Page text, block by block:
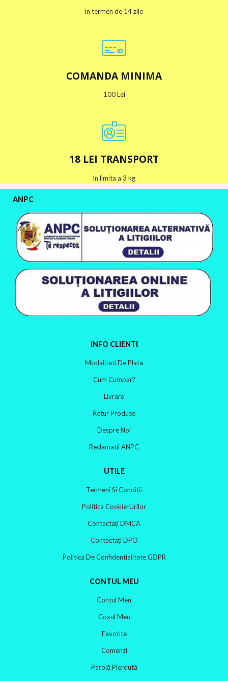
in termen de 14 zile
COMANDA MINIMA
100 Lei
18 LEI TRANSPORT
In limita a 3 kg
ANPC
INFO CLIENTI
Modalitati De Plata
Cum Cumpar?
Livrare
Retur Produse
Despre Noi
Reclamatii ANPC
UTILE
Termeni Si Conditii
Politica Cookie-Urilor
Contactați DMCA
Contactați DPO
Politica De Confidentialitate GDPR
CONTUL MEU
Contul Meu
Coșul Meu
Favorite
Comenzi
Parolă Pierdută